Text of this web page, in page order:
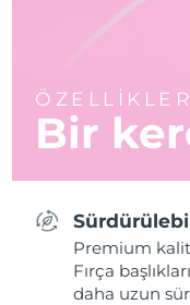
ÖZELLİKLER
Bir
Premium
Fırça
daha uzun